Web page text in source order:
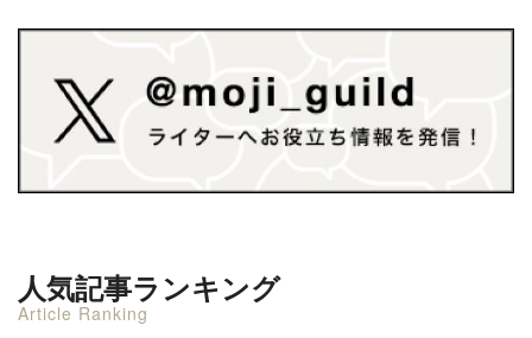
人気記事ランキング
Article Ranking